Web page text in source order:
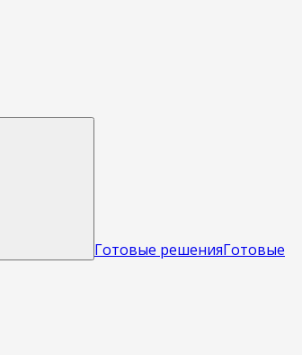
Готовые решенияГотовые